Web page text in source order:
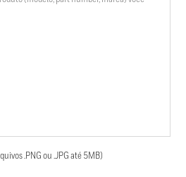
.PNG ou .JPG até 5MB)